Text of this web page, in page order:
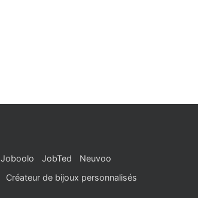
Joboolo JobTed
Neuvoo
Créateur de bijoux personnalisés